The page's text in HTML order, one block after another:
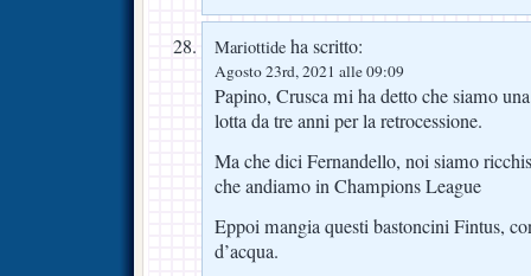
Mariottide ha scritto:
Agosto 23rd, 2021 alle 09:09
Papino, Crusca mi ha detto che siamo
lotta da tre anni per la retrocessione.
Ma che dici Fernandello, noi siamo
che andiamo in Champions League
Eppoi mangia questi bastoncini Fintus,
d’acqua.